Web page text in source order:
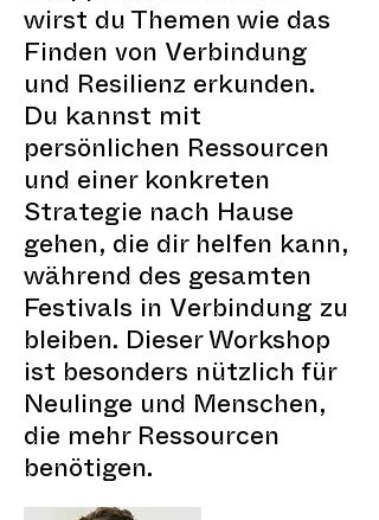
wirst du Themen wie das
Finden von Verbindung
und Resilienz erkunden.
Du kannst mit
persönlichen Ressourcen
und einer konkreten
Strategie nach Hause
gehen, die dir helfen kann,
während des gesamten
Festivals in Verbindung zu
bleiben. Dieser Workshop
ist besonders nützlich für
Neulinge und Menschen,
die mehr Ressourcen
benötigen.